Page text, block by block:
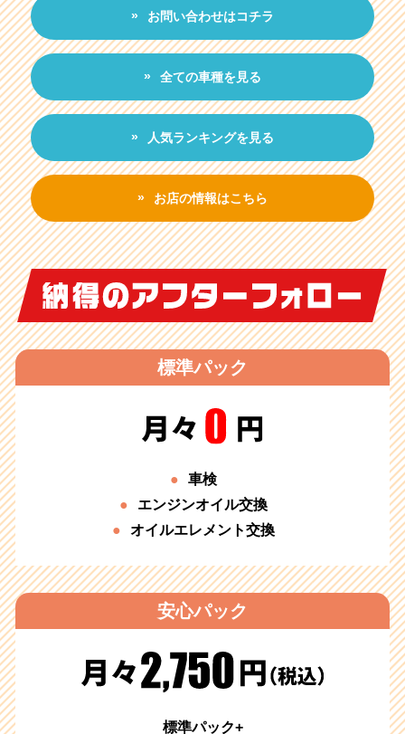
お問い合わせはコチラ
全ての車種を見る
人気ランキングを見る
お店の情報はこちら
標準パック
車検
エンジンオイル交換
オイルエレメント交換
安心パック
標準パック+